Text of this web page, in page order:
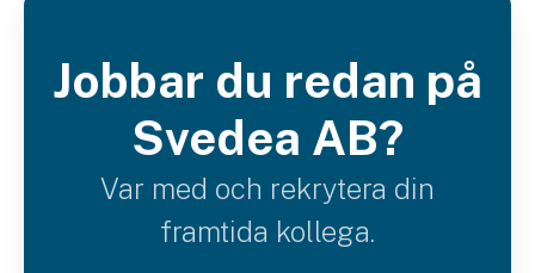
Jobbar du redan på
Svedea AB?
Var med och rekrytera din
framtida kollega.